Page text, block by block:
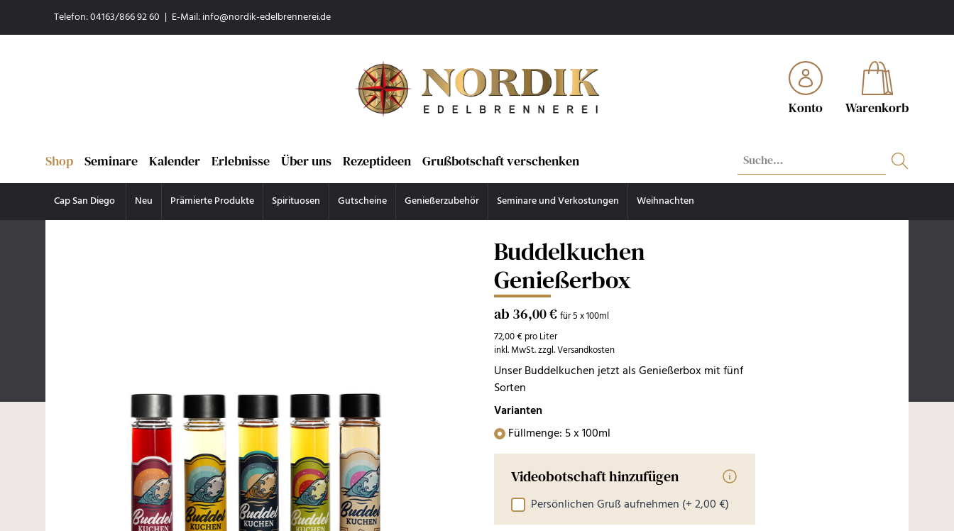
Telefon: 04163/866 92 60 | E-Mail:info@nordik-edelbrennerei.de
Konto Warenkorb
Shop Seminare Kalender Erlebnisse Über uns Rezeptideen Grußbotschaft verschenken
Cap San Diego Neu Prämierte Produkte Spirituosen Gutscheine Genießerzubehör Seminare und Verkostungen Weihnachten
Buddelkuchen
Genießerbox
ab 36,00 €für 5 x 100ml
72,00 € pro Liter
inkl. MwSt. zzgl. Versandkosten
Unser Buddelkuchen jetzt als Genießerbox mit fünf
Sorten
Varianten
Füllmenge: 5 x 100ml
Videobotschaft hinzufügen Informationen zur Videobotschaft
Persönlichen Gruß aufnehmen (+ 2,00 €)